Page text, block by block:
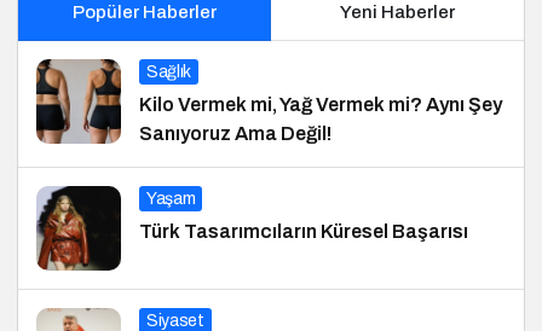
Popüler Haberler Yeni Haberler
Sağlık
Kilo Vermek mi, Yağ Vermek mi? Aynı Şey
Sanıyoruz Ama Değil!
Yaşam
Türk Tasarımcıların Küresel Başarısı
Siyaset